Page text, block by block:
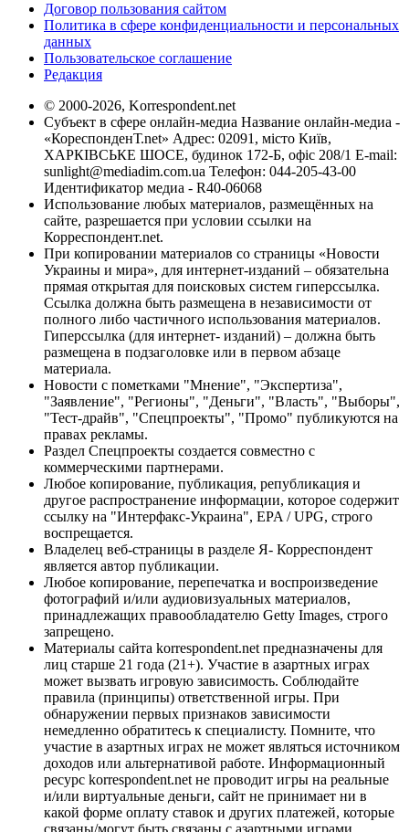
Договор пользования сайтом
Политика в сфере конфиденциальности и персональных
данных
Пользовательское соглашение
Редакция
© 2000-2026, Korrespondent.net
Субъект в сфере онлайн-медиа Название онлайн-медиа -
«КореспонденТ.net» Адрес: 02091, місто Київ,
ХАРКІВСЬКЕ ШОСЕ, будинок 172-Б, офіс 208/1 E-mail:
sunlight@mediadim.com.ua Телефон: 044-205-43-00
Идентификатор медиа - R40-06068
Использование любых материалов, размещённых на
сайте, разрешается при условии ссылки на
Корреспондент.net.
При копировании материалов со страницы «Новости
Украины и мира», для интернет-изданий – обязательна
прямая открытая для поисковых систем гиперссылка.
Ссылка должна быть размещена в независимости от
полного либо частичного использования материалов.
Гиперссылка (для интернет- изданий) – должна быть
размещена в подзаголовке или в первом абзаце
материала.
Новости с пометками "Мнение", "Экспертиза",
"Заявление", "Регионы", "Деньги", "Власть", "Выборы",
"Тест-драйв", "Спецпроекты", "Промо" публикуются на
правах рекламы.
Раздел Спецпроекты создается совместно с
коммерческими партнерами.
Любое копирование, публикация, републикация и
другое распространение информации, которое содержит
ссылку на "Интерфакс-Украина", EPA / UPG, строго
воспрещается.
Владелец веб-страницы в разделе Я- Корреспондент
является автор публикации.
Любое копирование, перепечатка и воспроизведение
фотографий и/или аудиовизуальных материалов,
принадлежащих правообладателю Getty Images, строго
запрещено.
Материалы сайта korrespondent.net предназначены для
лиц старше 21 года (21+). Участие в азартных играх
может вызвать игровую зависимость. Соблюдайте
правила (принципы) ответственной игры. При
обнаружении первых признаков зависимости
немедленно обратитесь к специалисту. Помните, что
участие в азартных играх не может являться источником
доходов или альтернативой работе. Информационный
ресурс korrespondent.net не проводит игры на реальные
и/или виртуальные деньги, сайт не принимает ни в
какой форме оплату ставок и других платежей, которые